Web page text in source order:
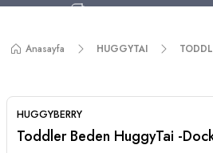
750 TL ve Üzeri
Worldwide
Anasayfa HUGGYTAI
HUGGYBERRY
Toddler Beden HuggyTai -